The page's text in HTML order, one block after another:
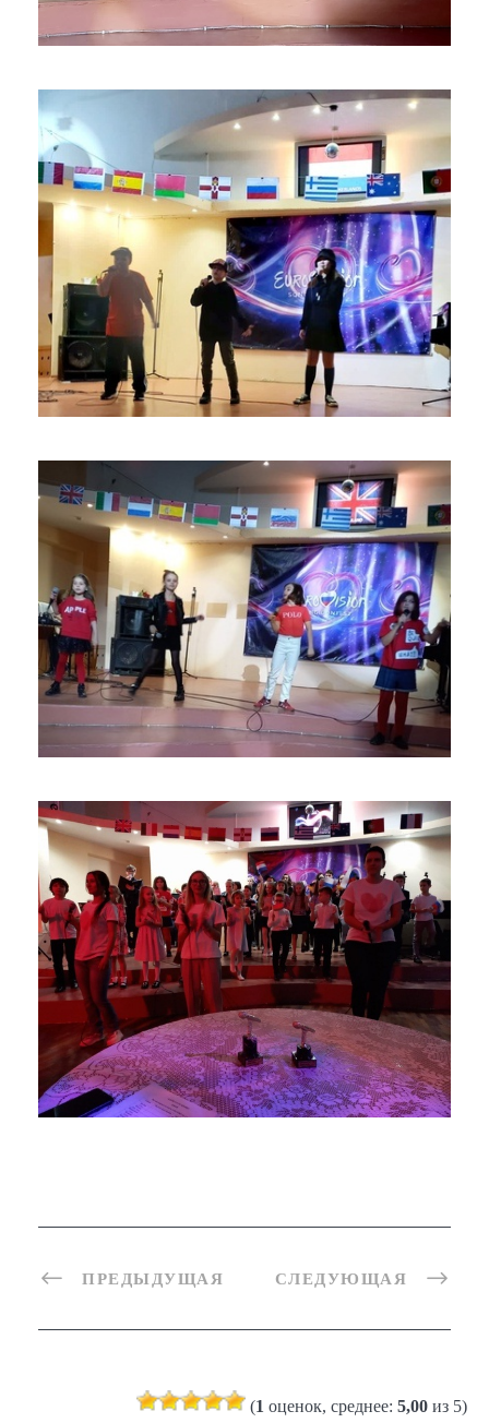
ПРЕДЫДУЩАЯ СЛЕДУЮЩАЯ
(1 оценок, среднее: 5,00 из 5)